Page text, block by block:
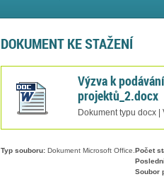
DOKUMENT KE STAŽENÍ
Výzva k
projektů_2.docx
Dokument typu docx |
Typ souboru:Dokument Microsoft Office. Počet
Soubor